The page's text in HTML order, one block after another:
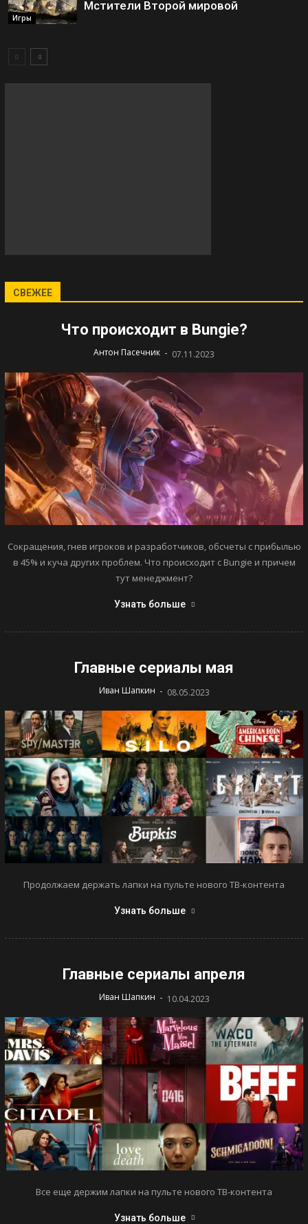
Игры
Мстители Второй мировой
СВЕЖЕЕ
Что происходит в Bungie?
Антон Пасечник - 07.11.2023
Сокращения, гнев игроков и разработчиков, обсчеты с прибылью
в 45% и куча других проблем. Что происходит с Bungie и причем
тут менеджмент?
Узнать больше
Главные сериалы мая
Иван Шапкин - 08.05.2023
Продолжаем держать лапки на пульте нового ТВ-контента
Узнать больше
Главные сериалы апреля
Иван Шапкин - 10.04.2023
Все еще держим лапки на пульте нового ТВ-контента
Узнать больше